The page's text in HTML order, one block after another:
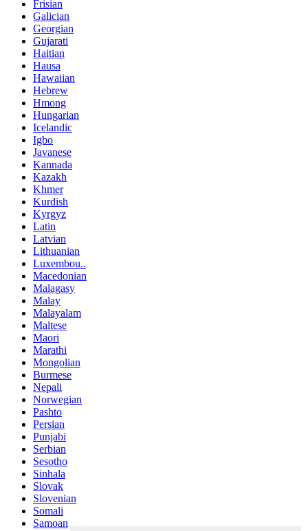
Frisian
Galician
Georgian
Gujarati
Haitian
Hausa
Hawaiian
Hebrew
Hmong
Hungarian
Icelandic
Igbo
Javanese
Kannada
Kazakh
Khmer
Kurdish
Kyrgyz
Latin
Latvian
Lithuanian
Luxembou..
Macedonian
Malagasy
Malay
Malayalam
Maltese
Maori
Marathi
Mongolian
Burmese
Nepali
Norwegian
Pashto
Persian
Punjabi
Serbian
Sesotho
Sinhala
Slovak
Slovenian
Somali
Samoan